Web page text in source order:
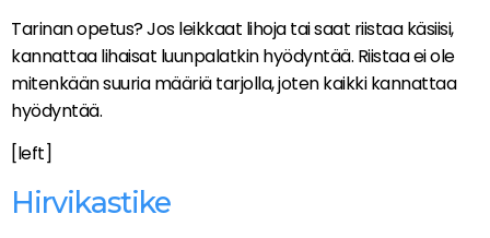
Tarinan opetus? Jos leikkaat lihoja tai saat riistaa käsiisi,
kannattaa lihaisat luunpalatkin hyödyntää. Riistaa ei ole
mitenkään suuria määriä tarjolla, joten kaikki kannattaa
hyödyntää.
[left]
Hirvikastike